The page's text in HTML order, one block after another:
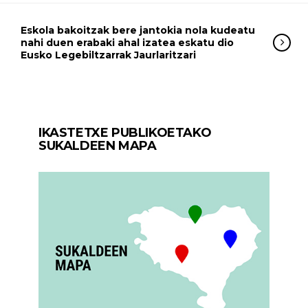
Eskola bakoitzak bere jantokia nola kudeatu
nahi duen erabaki ahal izatea eskatu dio
Eusko Legebiltzarrak Jaurlaritzari
IKASTETXE PUBLIKOETAKO
SUKALDEEN MAPA